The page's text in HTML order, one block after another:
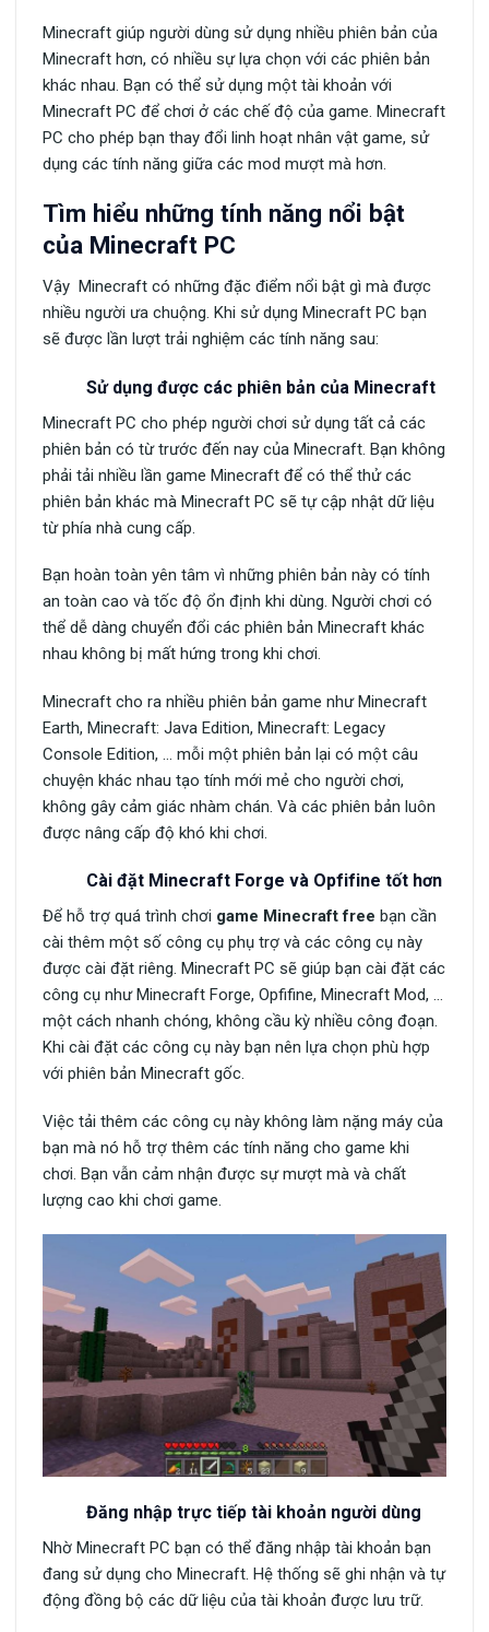
Minecraft giúp người dùng sử dụng nhiều phiên bản của
Minecraft hơn, có nhiều sự lựa chọn với các phiên bản
khác nhau. Bạn có thể sử dụng một tài khoản với
Minecraft PC để chơi ở các chế độ của game. Minecraft
PC cho phép bạn thay đổi linh hoạt nhân vật game, sử
dụng các tính năng giữa các mod mượt mà hơn.
Tìm hiểu những tính năng nổi bật
của Minecraft PC
Vậy Minecraft có những đặc điểm nổi bật gì mà được
nhiều người ưa chuộng. Khi sử dụng Minecraft PC bạn
sẽ được lần lượt trải nghiệm các tính năng sau:
Sử dụng được các phiên bản của Minecraft
Minecraft PC cho phép người chơi sử dụng tất cả các
phiên bản có từ trước đến nay của Minecraft. Bạn không
phải tải nhiều lần game Minecraft để có thể thử các
phiên bản khác mà Minecraft PC sẽ tự cập nhật dữ liệu
từ phía nhà cung cấp.
Bạn hoàn toàn yên tâm vì những phiên bản này có tính
an toàn cao và tốc độ ổn định khi dùng. Người chơi có
thể dễ dàng chuyển đổi các phiên bản Minecraft khác
nhau không bị mất hứng trong khi chơi.
Minecraft cho ra nhiều phiên bản game như Minecraft
Earth, Minecraft: Java Edition, Minecraft: Legacy
Console Edition, … mỗi một phiên bản lại có một câu
chuyện khác nhau tạo tính mới mẻ cho người chơi,
không gây cảm giác nhàm chán. Và các phiên bản luôn
được nâng cấp độ khó khi chơi.
Cài đặt Minecraft Forge và Opfifine tốt hơn
Để hỗ trợ quá trình chơi game Minecraft free bạn cần
cài thêm một số công cụ phụ trợ và các công cụ này
được cài đặt riêng. Minecraft PC sẽ giúp bạn cài đặt các
công cụ như Minecraft Forge, Opfifine, Minecraft Mod, …
một cách nhanh chóng, không cầu kỳ nhiều công đoạn.
Khi cài đặt các công cụ này bạn nên lựa chọn phù hợp
với phiên bản Minecraft gốc.
Việc tải thêm các công cụ này không làm nặng máy của
bạn mà nó hỗ trợ thêm các tính năng cho game khi
chơi. Bạn vẫn cảm nhận được sự mượt mà và chất
lượng cao khi chơi game.
Đăng nhập trực tiếp tài khoản người dùng
Nhờ Minecraft PC bạn có thể đăng nhập tài khoản bạn
đang sử dụng cho Minecraft. Hệ thống sẽ ghi nhận và tự
động đồng bộ các dữ liệu của tài khoản được lưu trữ.